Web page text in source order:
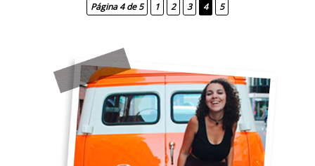
Página 4 de 5 1 2 3 4 5